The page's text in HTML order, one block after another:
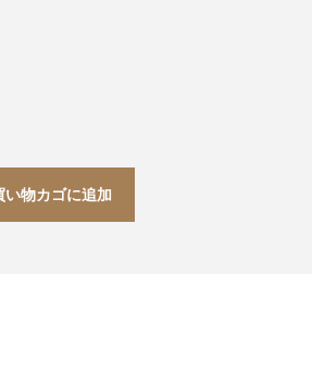
い物カゴに追加